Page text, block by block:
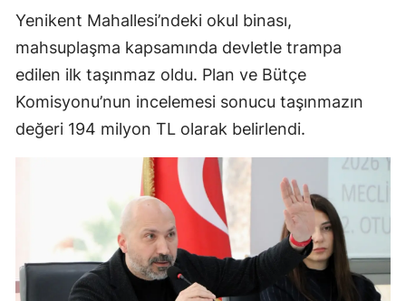
Yenikent Mahallesi’ndeki okul binası,
mahsuplaşma kapsamında devletle trampa
edilen ilk taşınmaz oldu. Plan ve Bütçe
Komisyonu’nun incelemesi sonucu taşınmazın
değeri 194 milyon TL olarak belirlendi.